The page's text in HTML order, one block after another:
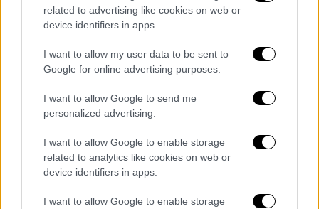
related to advertising like cookies on web or
device identifiers in apps.
I want to allow my user data to be sent to
Google for online advertising purposes.
I want to allow Google to send me
personalized advertising.
I want to allow Google to enable storage
related to analytics like cookies on web or
device identifiers in apps.
I want to allow Google to enable storage
Κόσμος|27.03.2026 20:21
Μην πανικοβάλλεστε: Οι πέντε τρόποι
για να σταματήσετε τα παιδιά σας από
το ατελείωτο σκρολάρισμα
Το BBC παρουσιάζει συμβουλές ειδικών για
το πώς μπορούμε να απομακρύνουμε τα
παιδιά από τα κινητά τους τηλέφωνα -έστω
και προσωρινά